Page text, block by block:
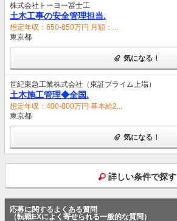
株式会社トーヨー冨士工
土木工事の安全管理担当.
想定年収：650-850万円 月額：...
東京都
気になる！
世紀東急工業株式会社（東証プライム上場）
土木施工管理◆全国.
想定年収：400-800万円 基本給2...
東京都
気になる！
詳しい条件で探す
応募に関するよくある質問
（転職EXによく寄せられる一般的な質問）